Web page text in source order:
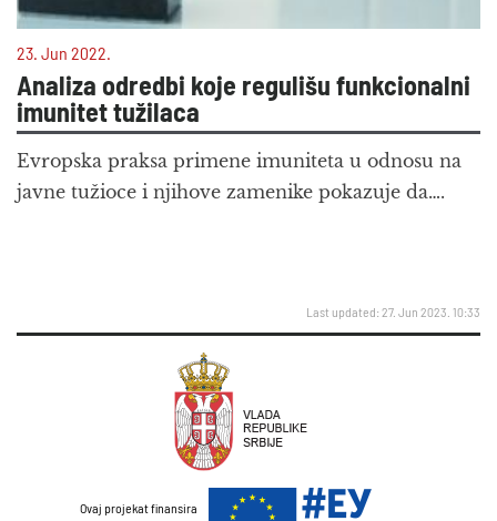
23. Jun 2022.
Analiza odredbi koje regulišu funkcionalni
imunitet tužilaca
Evropska praksa primene imuniteta u odnosu na
javne tužioce i njihove zamenike pokazuje da….
Last updated: 27. Jun 2023. 10:33
Ovaj projekat finansira